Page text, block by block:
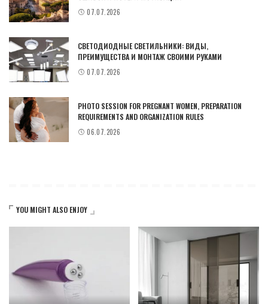
07.07.2026
СВЕТОДИОДНЫЕ СВЕТИЛЬНИКИ: ВИДЫ,
ПРЕИМУЩЕСТВА И МОНТАЖ СВОИМИ РУКАМИ
07.07.2026
PHOTO SESSION FOR PREGNANT WOMEN, PREPARATION
REQUIREMENTS AND ORGANIZATION RULES
06.07.2026
YOU MIGHT ALSO ENJOY